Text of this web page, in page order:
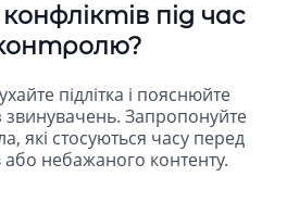
під час
підлітка і пояснюйте
Запропонуйте
які стосуються часу перед
або небажаного контенту.